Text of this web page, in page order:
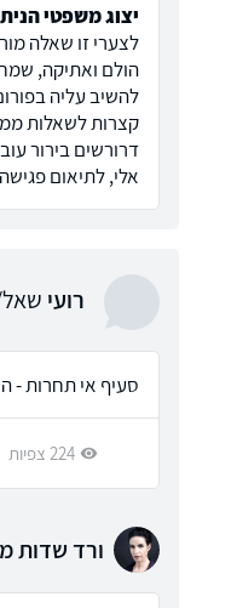
יצוג משפטי
לצערי זו שאלה
הולם ואתיקה,
להשיב עליה
קצרות לשאלות
דרורשים בירור
אלי, לתיאום
רועי
סעיף אי תחרות -
224 צפיות
ורד שדות